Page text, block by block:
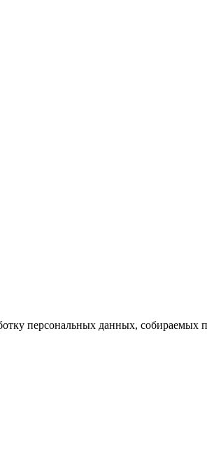
персональных данных,